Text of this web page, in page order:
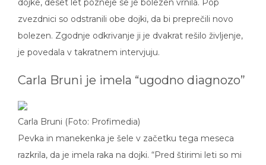
dojke, deset let pozneje se je bolezen vrnila. Pop
zvezdnici so odstranili obe dojki, da bi preprečili novo
bolezen. Zgodnje odkrivanje ji je dvakrat rešilo življenje,
je povedala v takratnem intervjuju.
Carla Bruni je imela “ugodno diagnozo”
Carla Bruni (Foto: Profimedia)
Pevka in manekenka je šele v začetku tega meseca
razkrila, da je imela raka na dojki. “Pred štirimi leti so mi